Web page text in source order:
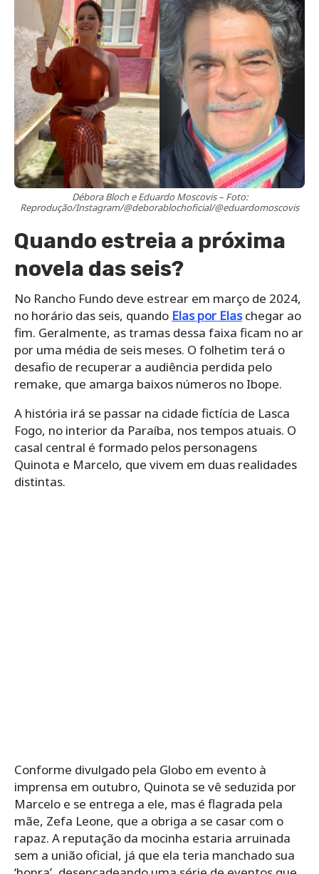
Débora Bloch e Eduardo Moscovis – Foto:
Reprodução/Instagram/@deborablochoficial/@eduardomoscovis
Quando estreia a próxima
novela das seis?
No Rancho Fundo deve estrear em março de 2024,
no horário das seis, quando Elas por Elaschegar ao
fim. Geralmente, as tramas dessa faixa ficam no ar
por uma média de seis meses. O folhetim terá o
desafio de recuperar a audiência perdida pelo
remake, que amarga baixos números no Ibope.
A história irá se passar na cidade fictícia de Lasca
Fogo, no interior da Paraíba, nos tempos atuais. O
casal central é formado pelos personagens
Quinota e Marcelo, que vivem em duas realidades
distintas.
Conforme divulgado pela Globo em evento à
imprensa em outubro, Quinota se vê seduzida por
Marcelo e se entrega a ele, mas é flagrada pela
mãe, Zefa Leone, que a obriga a se casar com o
rapaz. A reputação da mocinha estaria arruinada
sem a união oficial, já que ela teria manchado sua